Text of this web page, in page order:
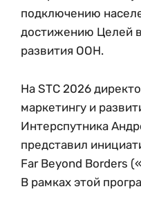
подключению
достижению Целей в
развития ООН.
На STC 2026
маркетингу и
Интерспутника
представил
Far Beyond Borders
В рамках этой